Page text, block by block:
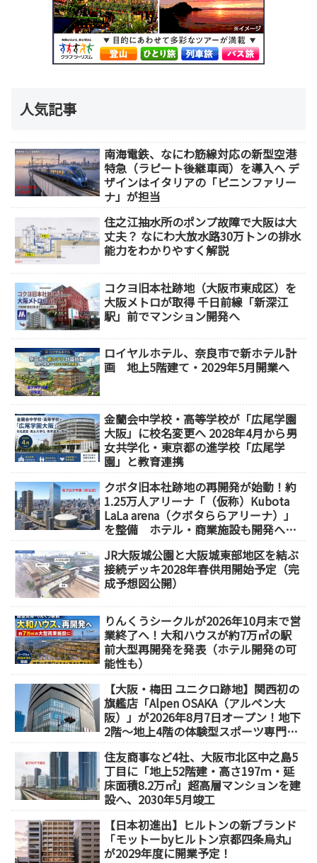
人気記事
南海電鉄、なにわ筋線対応の新型空港
特急（ラピート後継車両）を導入へ デ
ザインはイタリアの「ピニンファリー
ナ」が担当
住之江抽水所のポンプ故障で大阪は大
丈夫？ なにわ大放水路30万トンの排水
能力をわかりやすく解説
コクヨ旧本社跡地（大阪市東成区）を
大阪メトロが取得 千日前線「新深江
駅」前でマンション開発へ
ロイヤルホテル、奈良市で新ホテル計
画 地上5階建て・2029年5月開業へ
金蘭会中学校・高等学校が「広尾学園
大阪」に校名変更へ 2028年4月から男
女共学化・東京都の進学校「広尾学
園」と教育連携
クボタ旧本社跡地の再開発が始動！約
1.25万人アリーナ「（仮称）Kubota
LaLa arena（クボタららアリーナ）」
を整備 ホテル・商業施設も開発へ
JR大阪城公園と大阪城東部地区を結ぶ
接続デッキ2028年春供用開始予定（完
成予想図公開）
りんくうシークルが2026年10月末で営
業終了へ！大和ハウスが約7万㎡の駅
前大型再開発を発表（ホテル開発の可
能性も）
【大阪・梅田 ユニクロ跡地】関西初の
旗艦店「Alpen OSAKA（アルペン大
阪）」が2026年8月7日オープン！地下
2階～地上4階の体験型スポーツ専門店
住友商事など4社、大阪市北区中之島5
丁目に「地上52階建・高さ197ｍ・延
床面積8.2万㎡」超高層マンションを建
設へ、2030年5月竣工
【日本初進出】ヒルトンの新ブランド
「モットーbyヒルトン京都四条烏丸」
が2029年度に開業予定！